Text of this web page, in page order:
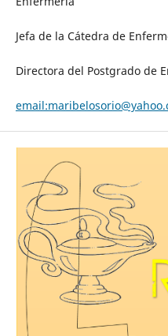
Jefa de la Cátedra de
Directora del Postgrado de